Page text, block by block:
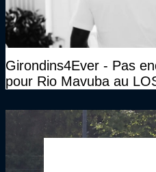
Girondins4Ever - Pas
pour Rio Mavuba au